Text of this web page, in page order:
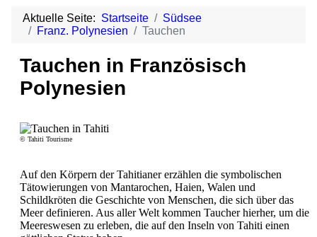
Aktuelle Seite: Startseite
Südsee
Franz. Polynesien
Tauchen
Tauchen in Französisch
Polynesien
© Tahiti Tourisme
Auf den Körpern der Tahitianer erzählen die symbolischen
Tätowierungen von Mantarochen, Haien, Walen und
Schildkröten die Geschichte von Menschen, die sich über das
Meer definieren. Aus aller Welt kommen Taucher hierher, um die
Meereswesen zu erleben, die auf den Inseln von Tahiti einen